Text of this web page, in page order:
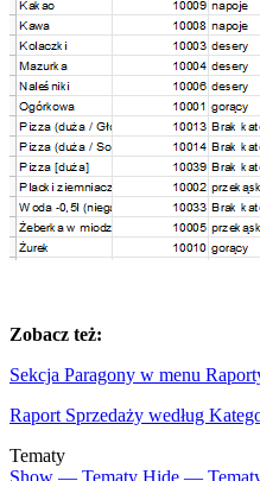
Zobacz też:
Sekcja Paragony w menu
Raport Sprzedaży według
Tematy